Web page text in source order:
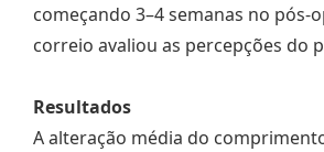
começando 3–4 semanas no
correio avaliou as percepções do
Resultados
A alteração média do